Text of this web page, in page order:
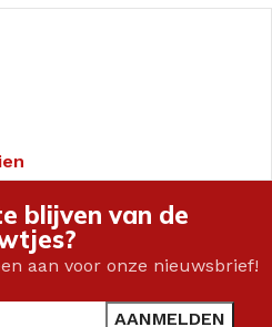
blijven van de
aan voor onze nieuwsbrief!